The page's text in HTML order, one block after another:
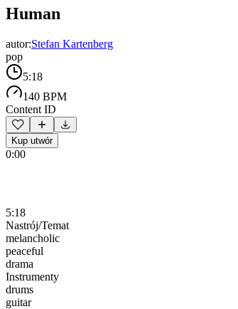
Human
autor:Stefan Kartenberg
pop
5:18
140 BPM
Content ID
Kup utwór
0:00
5:18
Nastrój/Temat
melancholic
peaceful
drama
Instrumenty
drums
guitar